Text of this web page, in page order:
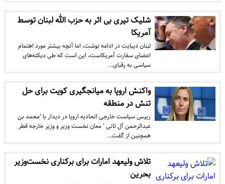
شلیک تیری بی اثر به حزب الله لبنان توسط
آمریکا
لبنان دیبایت در ادامه نوشت، اما آنچه بیشتر مورد اهتمام‌
اعضای سفارت آمریکاست، این است که طی دیکته‌های
سیاسی به رقبای…
واکنش اروپا به میانجگیری کویت برای حل
تنش در منطقه
رییس سیاست خارجی اتحادیه اروپا در دیدار با 'محمد بن
عبدالرحمن آل ثانی ' معان نخست وزیر و وزیر خارجه قطر
همچنین از گفت…
تلاش ولیعهد امارات برای برکناری نخست‌وزیر
بحرین